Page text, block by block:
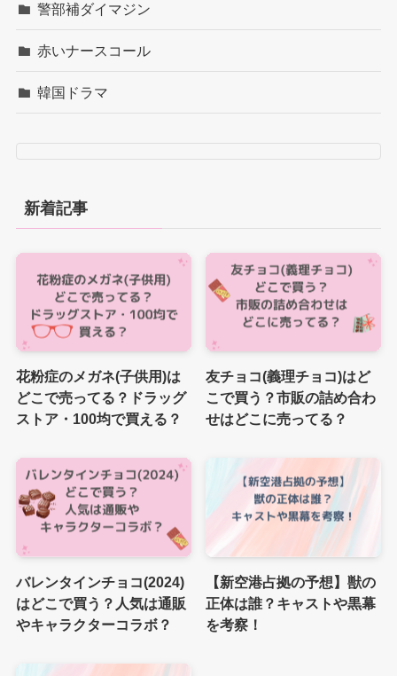
警部補ダイマジン
赤いナースコール
韓国ドラマ
新着記事
花粉症のメガネ(子供用)は
どこで売ってる？ドラッグ
ストア・100均で買える？
友チョコ(義理チョコ)はど
こで買う？市販の詰め合わ
せはどこに売ってる？
バレンタインチョコ(2024)
はどこで買う？人気は通販
やキャラクターコラボ？
【新空港占拠の予想】獣の
正体は誰？キャストや黒幕
を考察！